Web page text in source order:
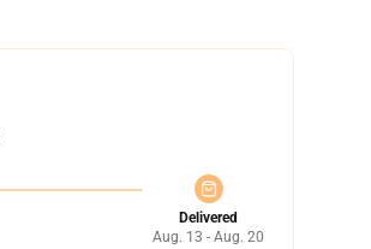
Delivered
Aug. 13 - Aug. 20